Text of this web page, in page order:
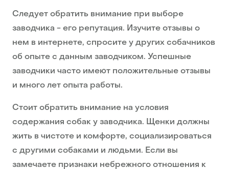
Следует обратить внимание при выборе
заводчика - его репутация. Изучите отзывы о
нем в интернете, спросите у других собачников
об опыте с данным заводчиком. Успешные
заводчики часто имеют положительные отзывы
и много лет опыта работы.
Стоит обратить внимание на условия
содержания собак у заводчика. Щенки должны
жить в чистоте и комфорте, социализироваться
с другими собаками и людьми. Если вы
замечаете признаки небрежного отношения к